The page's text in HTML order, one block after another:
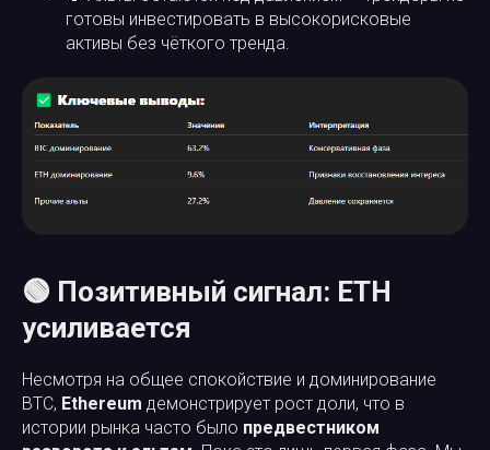
готовы инвестировать в высокорисковые
активы без чёткого тренда.
🟢 Позитивный сигнал: ETH
усиливается
Несмотря на общее спокойствие и доминирование
BTC, Ethereum демонстрирует рост доли, что в
истории рынка часто было предвестником